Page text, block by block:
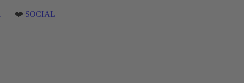
| ❤️ SOCIAL